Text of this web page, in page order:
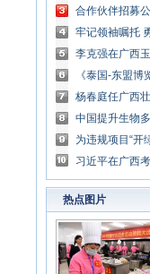
合作伙伴招募
牢记领袖嘱托
代中国特色社
李克强在广西
《泰国-东盟
讲好中国与东
杨春庭任广西
中国提升生物
为违规项目“开
破肚”
习近平在广西
心聚力担当实
壮美
热点图片